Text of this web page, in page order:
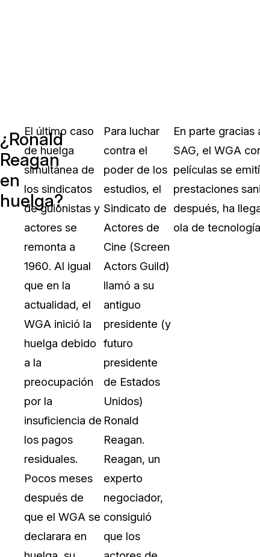
¿Ronald
Reagan
en
huelga?
El último caso
de huelga
simultánea de
los sindicatos
de guionistas y
actores se
remonta a
1960. Al igual
que en la
actualidad, el
WGA inició la
huelga debido
a la
preocupación
por la
insuficiencia de
los pagos
residuales.
Pocos meses
después de
que el WGA se
declarara en
Para luchar
contra el
poder de los
estudios, el
Sindicato de
Actores de
Cine (Screen
Actors Guild)
llamó a su
antiguo
presidente (y
futuro
presidente
de Estados
Unidos)
Ronald
Reagan.
Reagan, un
experto
negociador,
consiguió
que los
En parte
SAG, el WGA
películas se
prestaciones
después, ha
ola de